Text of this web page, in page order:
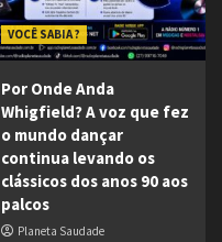
VOCÊ SABIA ?
Por Onde Anda
Whigfield? A voz que fez
o mundo dançar
continua levando os
clássicos dos anos 90 aos
palcos
Planeta Saudade